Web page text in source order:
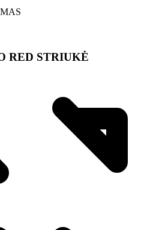
RED STRIUKĖ